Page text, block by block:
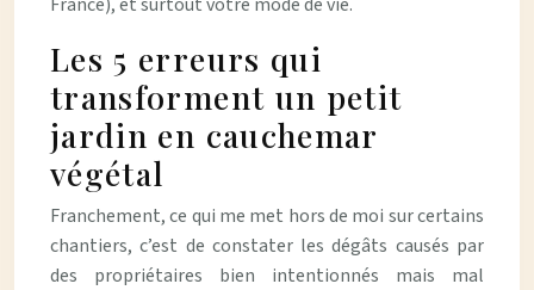
Les 5 erreurs qui
transforment un petit
jardin en cauchemar
végétal
Franchement, ce qui me met hors de moi sur certains
chantiers, c’est de constater les dégâts causés par
des propriétaires bien intentionnés mais mal